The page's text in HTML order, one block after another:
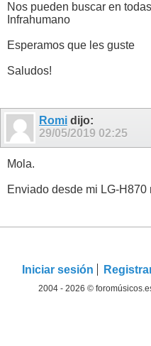
Nos pueden buscar en
Infrahumano
Esperamos que les guste
Saludos!
Romi dijo:
29/05/2019 02:25
Mola.
Enviado desde mi LG-H870
Iniciar sesión
2004 - 2026 ©